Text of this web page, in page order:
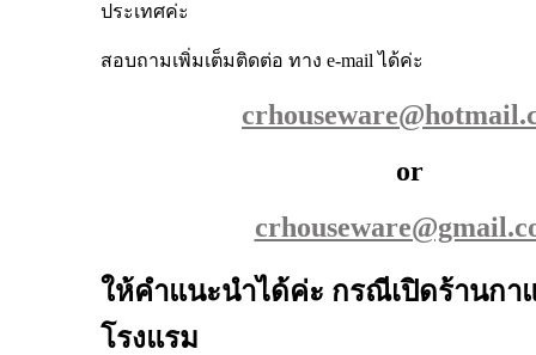
ประเทศค่ะ
สอบถามเพิ่มเต็มติดต่อ ทาง e-mail ได้ค่ะ
or
ให้คำแนะนำได้ค่ะ กรณีเปิดร้านกา
โรงแรม